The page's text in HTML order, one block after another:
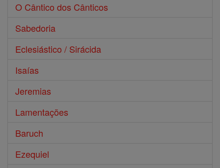
O Cântico dos Cânticos
Sabedoria
Eclesiástico / Sirácida
Isaías
Jeremias
Lamentações
Baruch
Ezequiel